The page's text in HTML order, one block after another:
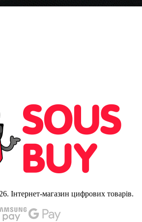
Інтернет-магазин цифрових товарів.